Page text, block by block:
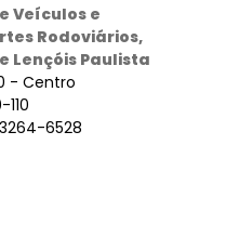
Veículos e
Rodoviários,
Lençóis Paulista
- Centro
6528